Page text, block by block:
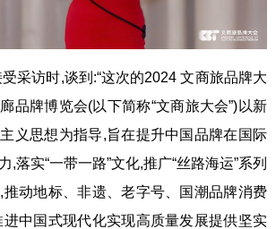
采访时,谈到:“这次的2024 文商旅品牌大
品牌博览会(以下简称“文商旅大会”)以新
义思想为指导,旨在提升中国品牌在国际
,落实“一带一路”文化,推广“丝路海运”系列
动地标、非遗、老字号、国潮品牌消费
中国式现代化实现高质量发展提供坚实